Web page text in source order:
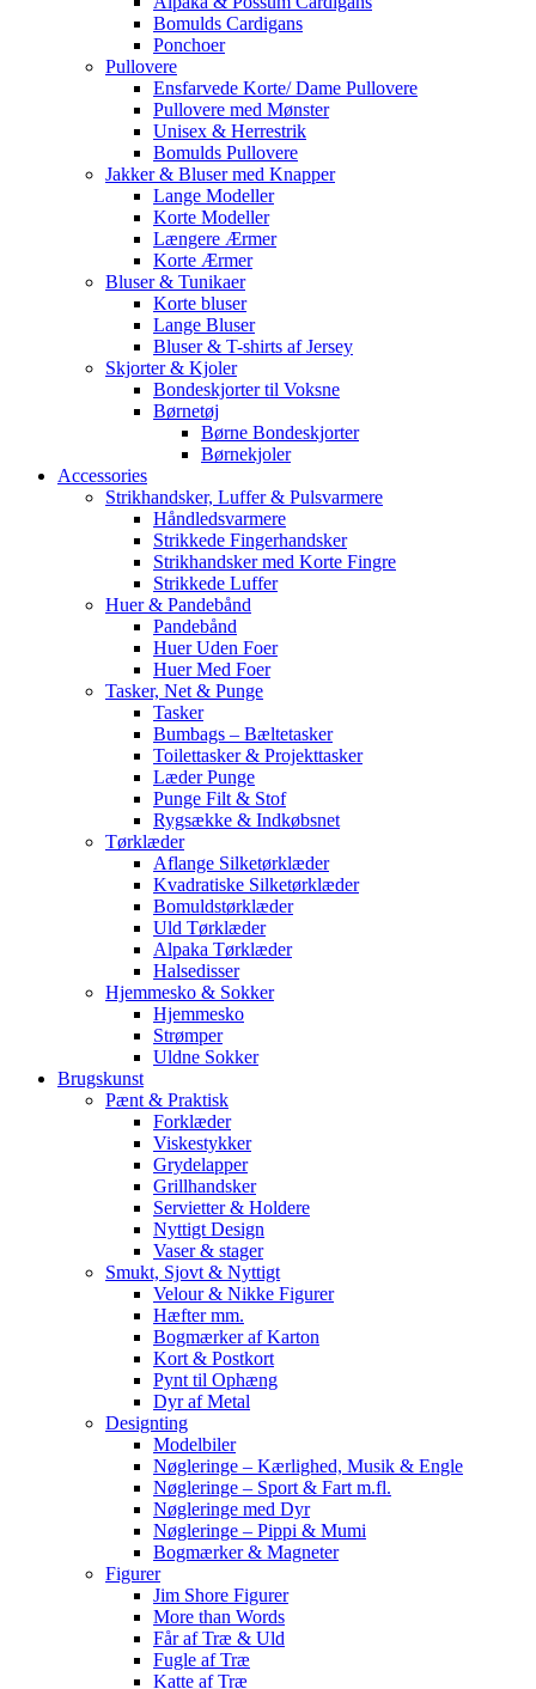
Bomulds Cardigans
Ponchoer
Pullovere
Ensfarvede Korte/ Dame Pullovere
Pullovere med Mønster
Unisex & Herrestrik
Bomulds Pullovere
Jakker & Bluser med Knapper
Lange Modeller
Korte Modeller
Længere Ærmer
Korte Ærmer
Bluser & Tunikaer
Korte bluser
Lange Bluser
Bluser & T-shirts af Jersey
Skjorter & Kjoler
Bondeskjorter til Voksne
Børnetøj
Børne Bondeskjorter
Børnekjoler
Accessories
Strikhandsker, Luffer & Pulsvarmere
Håndledsvarmere
Strikkede Fingerhandsker
Strikhandsker med Korte Fingre
Strikkede Luffer
Huer & Pandebånd
Pandebånd
Huer Uden Foer
Huer Med Foer
Tasker, Net & Punge
Tasker
Bumbags – Bæltetasker
Toilettasker & Projekttasker
Læder Punge
Punge Filt & Stof
Rygsække & Indkøbsnet
Tørklæder
Aflange Silketørklæder
Kvadratiske Silketørklæder
Bomuldstørklæder
Uld Tørklæder
Alpaka Tørklæder
Halsedisser
Hjemmesko & Sokker
Hjemmesko
Strømper
Uldne Sokker
Brugskunst
Pænt & Praktisk
Forklæder
Viskestykker
Grydelapper
Grillhandsker
Servietter & Holdere
Nyttigt Design
Vaser & stager
Smukt, Sjovt & Nyttigt
Velour & Nikke Figurer
Hæfter mm.
Bogmærker af Karton
Kort & Postkort
Pynt til Ophæng
Dyr af Metal
Designting
Modelbiler
Nøgleringe – Kærlighed, Musik & Engle
Nøgleringe – Sport & Fart m.fl.
Nøgleringe med Dyr
Nøgleringe – Pippi & Mumi
Bogmærker & Magneter
Figurer
Jim Shore Figurer
More than Words
Får af Træ & Uld
Fugle af Træ
Katte af Træ